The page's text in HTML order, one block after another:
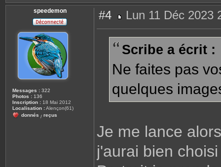
o
n
a
c
t
e
r
S
c
r
i
b
e
speedemon
Messages : 322
Photos : 136
Inscription : 18 Mai 2012
Localisation :Alençon(61)
donnés / reçus
#4
e
a
g
Lun 11 Déc 2023
Scribe a écrit :
Ne faites pas
quelques
Je me lance alors
j'aurai bien